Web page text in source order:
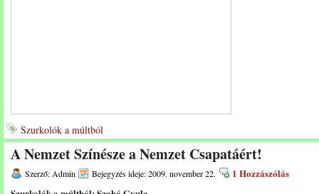
Szurkolók a múltból
A Nemzet Színésze a Nemzet Csapatáért!
Szerző: Admin Bejegyzés ideje: 2009. november 22.
1 Hozzászólás